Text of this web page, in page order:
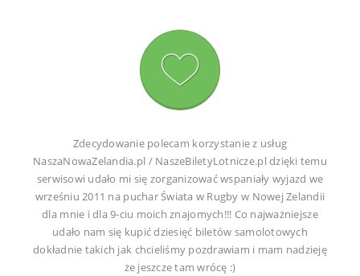
Zdecydowanie polecam korzystanie z usług
NaszaNowaZelandia.pl / NaszeBiletyLotnicze.pl dzięki temu
serwisowi udało mi się zorganizować wspaniały wyjazd we
wrześniu 2011 na puchar Świata w Rugby w Nowej Zelandii
dla mnie i dla 9-ciu moich znajomych!!! Co najważniejsze
udało nam się kupić dziesięć biletów samolotowych
dokładnie takich jak chcieliśmy pozdrawiam i mam nadzieję
że jeszcze tam wrócę :)